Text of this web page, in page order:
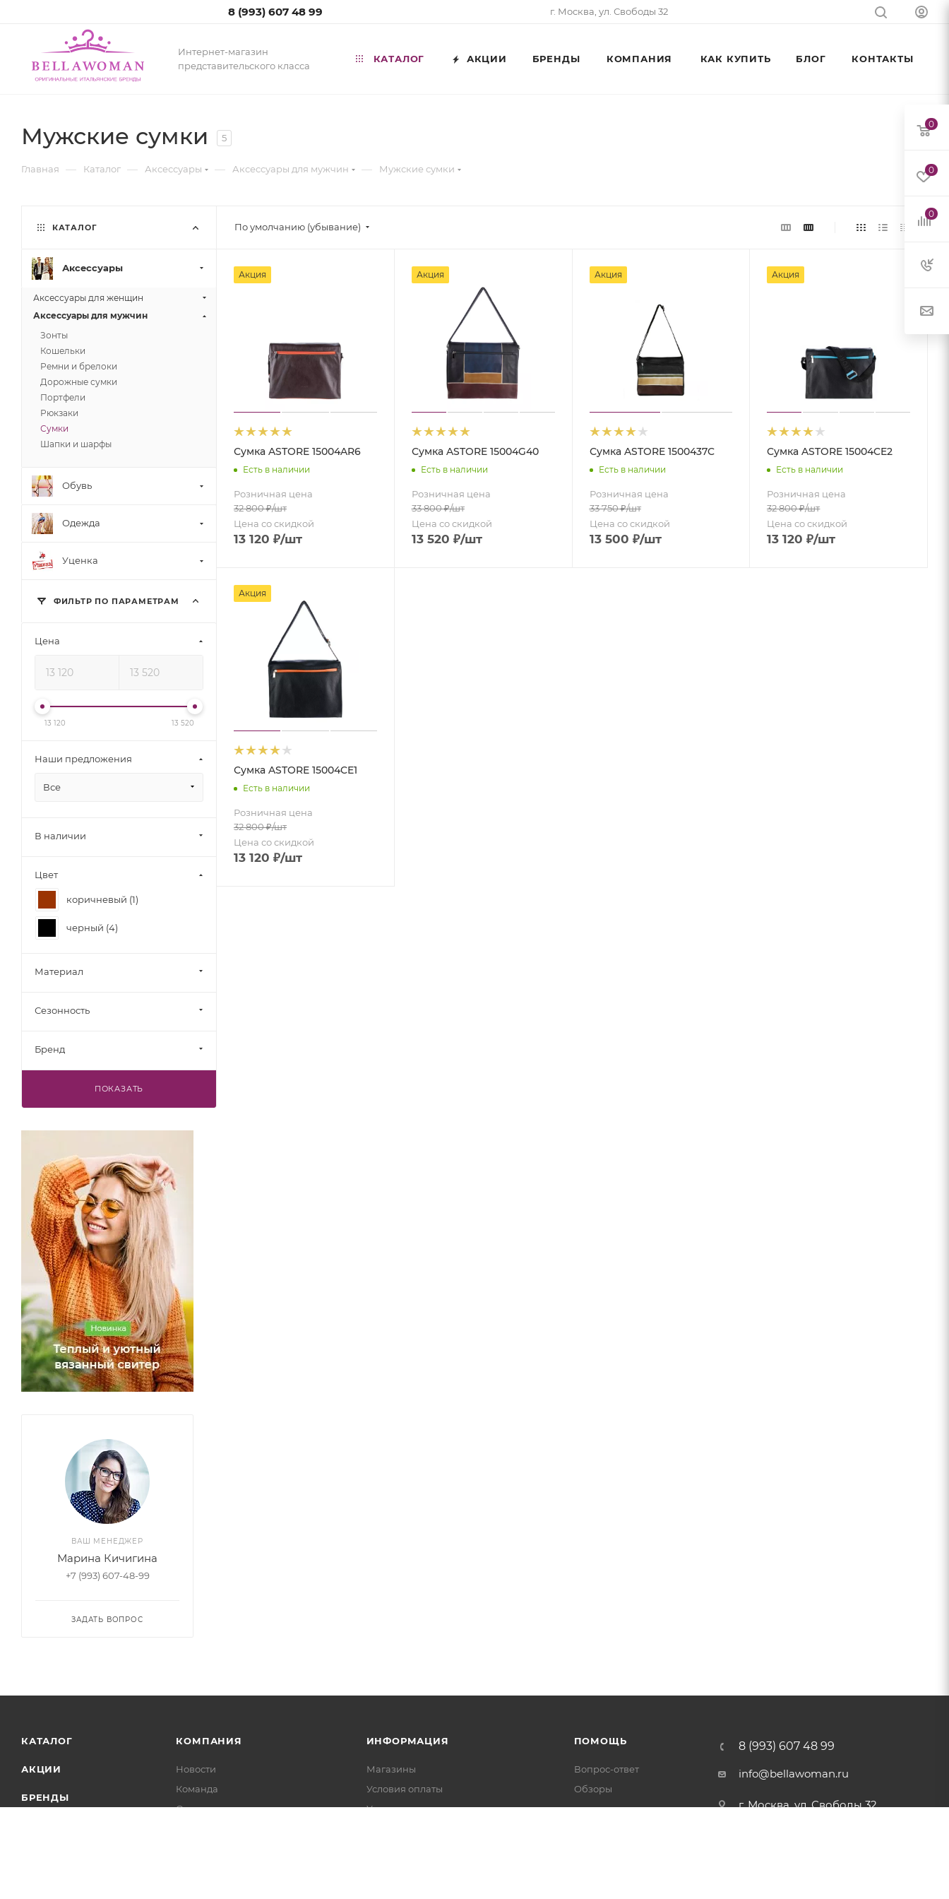
8 (993) 607 48 99 г. Москва, ул. Свободы 32
Интернет-магазин
представительского класса
КАТАЛОГ АКЦИИ БРЕНДЫ КОМПАНИЯ КАК КУПИТЬ БЛОГ КОНТАКТЫ
Мужские сумки 5
Главная — Каталог — Аксессуары — Аксессуары для мужчин — Мужские сумки
По умолчанию (убывание)
Акция
Сумка ASTORE 15004AR6
Есть в наличии
Розничная цена
32 800₽/шт
Цена со скидкой
13 120 ₽/шт
Акция
Сумка ASTORE 15004G40
Есть в наличии
Розничная цена
33 800₽/шт
Цена со скидкой
13 520 ₽/шт
Акция
Сумка ASTORE 1500437C
Есть в наличии
Розничная цена
33 750₽/шт
Цена со скидкой
13 500 ₽/шт
Акция
Сумка ASTORE 15004CE2
Есть в наличии
Розничная цена
32 800₽/шт
Цена со скидкой
13 120 ₽/шт
Акция
Сумка ASTORE 15004CE1
Есть в наличии
Розничная цена
32 800₽/шт
Цена со скидкой
13 120 ₽/шт
КАТАЛОГ
Аксессуары
Аксессуары для женщин
Аксессуары для мужчин
Зонты
Кошельки
Ремни и брелоки
Дорожные сумки
Портфели
Рюкзаки
Сумки
Шапки и шарфы
Обувь
Одежда
Уценка
ФИЛЬТР ПО ПАРАМЕТРАМ
Цена
13 120 13 520
Наши предложения
Все
В наличии
Цвет
коричневый (1)
черный (4)
Материал
Сезонность
Бренд
ПОКАЗАТЬ
ВАШ МЕНЕДЖЕР
Марина Кичигина
+7 (993) 607-48-99
ЗАДАТЬ ВОПРОС
КАТАЛОГ
АКЦИИ
БРЕНДЫ
КОМПАНИЯ
Новости
Команда
Отзывы
ИНФОРМАЦИЯ
Магазины
Условия оплаты
Условия доставки
ПОМОЩЬ
Вопрос-ответ
Обзоры
8 (993) 607 48 99
info@bellawoman.ru
г. Москва, ул. Свободы 32
0
0
0